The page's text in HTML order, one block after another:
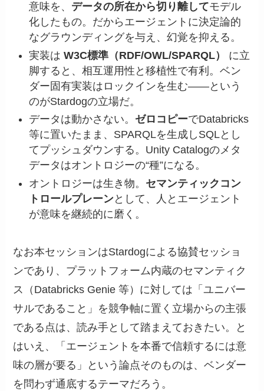
意味を、 データの所在から切り離してモデル
化したもの。だからエージェントに決定論的
なグラウンディングを与え、幻覚を抑える。
実装はW3C標準（RDF/OWL/SPARQL）
に立
脚すると、相互運用性と移植性で有利。ベン
ダー固有実装はロックインを生む——という
のがStardogの立場だ。
データは動かさない。 ゼロコピーでDatabricks
等に置いたまま、SPARQLを生成しSQLとし
てプッシュダウンする。Unity Catalogのメタ
データはオントロジーの“種”になる。
オントロジーは生き物。 セマンティックコン
トロールプレーンとして、人とエージェント
が意味を継続的に磨く。
なお本セッションはStardogによる協賛セッショ
ンであり、プラットフォーム内蔵のセマンティク
ス（Databricks Genie 等）に対しては「ユニバー
サルであること」を競争軸に置く立場からの主張
である点は、読み手として踏まえておきたい。と
はいえ、「エージェントを本番で信頼するには意
味の層が要る」という論点そのものは、ベンダー
を問わず通底するテーマだろう。